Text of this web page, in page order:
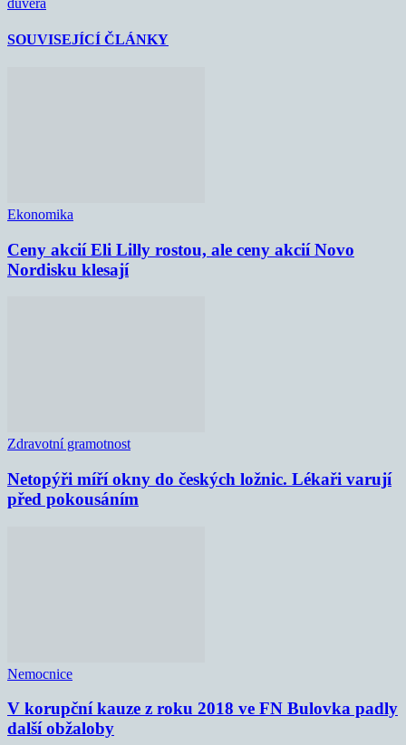
důvěra
SOUVISEJÍCÍ ČLÁNKY
Ekonomika
Ceny akcií Eli Lilly rostou, ale ceny akcií Novo
Nordisku klesají
Zdravotní gramotnost
Netopýři míří okny do českých ložnic. Lékaři varují
před pokousáním
Nemocnice
V korupční kauze z roku 2018 ve FN Bulovka padly
další obžaloby